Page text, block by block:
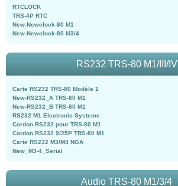
RTCLOCK
TRS-4P RTC
New-Newclock-80 M1
New-Newclock-80 M3/4
RS232 TRS-80 M1/III/IV
Carte RS232 TRS-80 Modèle 1
New-RS232_A TRS-80 M1
New-RS232_B TRS-80 M1
RS232 M1 Electronic Systeme
Cordon RS232 pour TRS-80 M1
Cordon RS232 9/25P TRS-80 M1
Carte RS232 M3/M4 NGA
New_M3-4_Serial
Audio TRS-80 M1/3/4